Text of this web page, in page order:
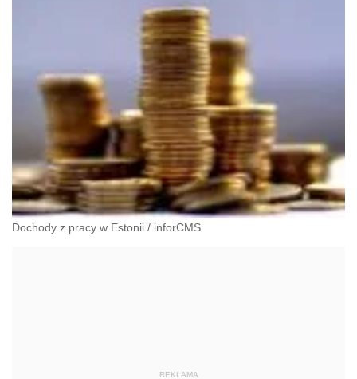
Dochody z pracy w Estonii / inforCMS